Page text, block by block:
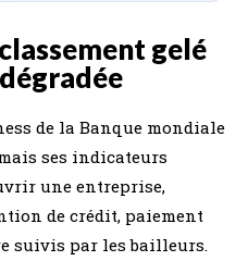
gelé
de la Banque mondiale
ses indicateurs
une entreprise,
de crédit, paiement
suivis par les bailleurs.